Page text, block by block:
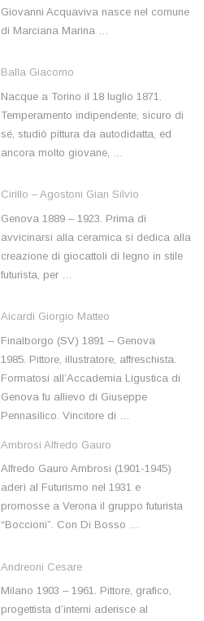
Giovanni Acquaviva nasce nel comune
di Marciana Marina …
Balla Giacomo
Nacque a Torino il 18 luglio 1871.
Temperamento indipendente, sicuro di
sé, studiò pittura da autodidatta, ed
ancora molto giovane, …
Cirillo – Agostoni Gian Silvio
Genova 1889 – 1923. Prima di
avvicinarsi alla ceramica si dedica alla
creazione di giocattoli di legno in stile
futurista, per …
Aicardi Giorgio Matteo
Finalborgo (SV) 1891 – Genova
1985. Pittore, illustratore, affreschista.
Formatosi all’Accademia Ligustica di
Genova fu allievo di Giuseppe
Pennasilico. Vincitore di …
Ambrosi Alfredo Gauro
Alfredo Gauro Ambrosi (1901-1945)
aderì al Futurismo nel 1931 e
promosse a Verona il gruppo futurista
“Boccioni”. Con Di Bosso …
Andreoni Cesare
Milano 1903 – 1961. Pittore, grafico,
progettista d’interni aderisce al